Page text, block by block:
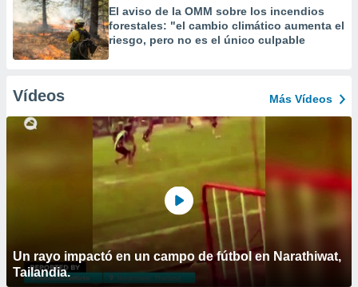
El aviso de la OMM sobre los incendios
forestales: "el cambio climático aumenta el
riesgo, pero no es el único culpable
Vídeos Más Vídeos
Un rayo impactó en un campo de fútbol en Narathiwat,
Tailandia.